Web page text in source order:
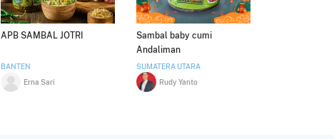
APB SAMBAL JOTRI
BANTEN
Erna Sari
Sambal baby cumi
Andaliman
SUMATERA UTARA
Rudy Yanto